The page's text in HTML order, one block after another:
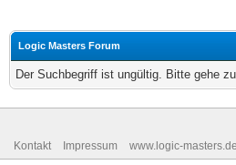
Logic Masters Forum
Der Suchbegriff ist ungültig. Bitte gehe
Kontakt Impressum www.logic-masters.de